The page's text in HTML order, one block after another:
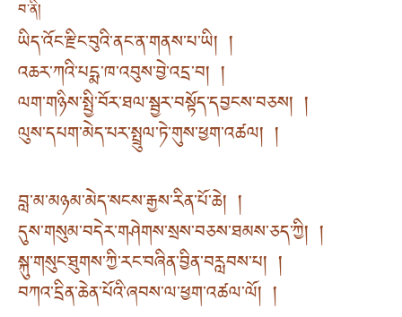
བ་ནི།
ཡིད་འོང་རྫིང་བུའི་ནང་ན་གནས་པ་ཡི། །
འཆར་ཀའི་པདྨ་ཁ་འབུས་བྱེ་འདྲ་བ། །
ལག་གཉིས་སྤྱི་བོར་ཐལ་སྦྱར་བསྟོད་དབྱངས་བཅས། །
ལུས་དཔག་མེད་པར་སྤྲུལ་ཏེ་གུས་ཕྱག་འཚལ། །
བླ་མ་མཉམ་མེད་སངས་རྒྱས་རིན་པོ་ཆེ། །
དུས་གསུམ་བདེར་གཤེགས་སྲས་བཅས་ཐམས་ཅད་ཀྱི། །
སྐུ་གསུང་ཐུགས་ཀྱི་རང་བཞིན་བྱིན་བརླབས་པ། །
བཀའ་དྲིན་ཆེན་པོའི་ཞབས་ལ་ཕྱག་འཚལ་ལོ། །